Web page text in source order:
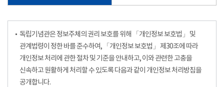
독립기념관은 정보주체의 권리 보호를 위해 「개인정보 보호법」 및
관계법령이 정한 바를 준수하여, 「개인정보 보호법」 제30조에 따라
개인정보 처리에 관한 절차 및 기준을 안내하고, 이와 관련한 고충을
신속하고 원활하게 처리할 수 있도록 다음과 같이 개인정보 처리방침을
공개합니다.